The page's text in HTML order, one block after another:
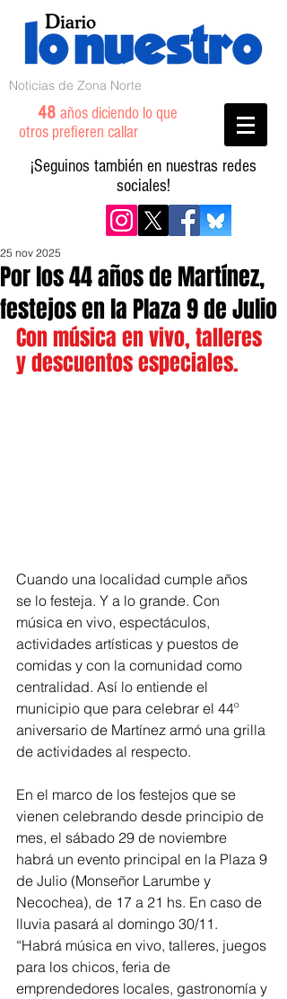
Noticias de Zona Norte
48 años diciendo lo que
otros prefieren callar
¡Seguinos también en nuestras redes
sociales!
Por los 44 años de Martínez,
festejos en la Plaza 9 de Julio
25 nov 2025
Con música en vivo, talleres
y descuentos especiales.
Cuando una localidad cumple años
se lo festeja. Y a lo grande. Con
música en vivo, espectáculos,
actividades artísticas y puestos de
comidas y con la comunidad como
centralidad. Así lo entiende el
municipio que para celebrar el 44º
aniversario de Martínez armó una grilla
de actividades al respecto.
En el marco de los festejos que se
vienen celebrando desde principio de
mes, el sábado 29 de noviembre
habrá un evento principal en la Plaza 9
de Julio (Monseñor Larumbe y
Necochea), de 17 a 21 hs. En caso de
lluvia pasará al domingo 30/11.
“Habrá música en vivo, talleres, juegos
para los chicos, feria de
emprendedores locales, gastronomía y